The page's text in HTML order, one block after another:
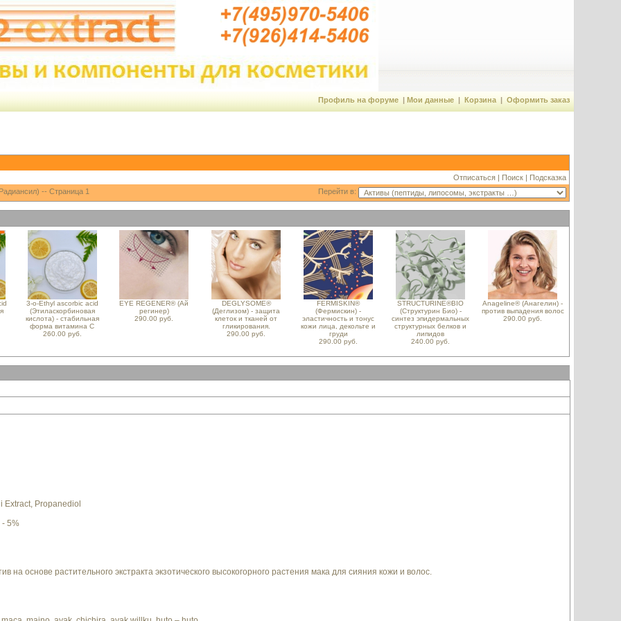
Профиль на форуме| Мои данные| Корзина| Оформить заказ
Отписаться| Поиск| Подсказка
-- Страница 1
Перейти в:
3-o-Ethyl ascorbic acid
(Этиласкорбиновая
кислота) - стабильная
форма витамина С
260.00 руб.
EYE REGENER® (Ай
регинер)
290.00 руб.
DEGLYSOME®
(Деглизом) - защита
клеток и тканей от
гликирования.
290.00 руб.
FERMISKIN®
(Фермискин) -
эластичность и тонус
кожи лица, декольте и
груди
290.00 руб.
STRUCTURINE®BIO
(Структурин Био) -
синтез эпидермальных
структурных белков и
липидов
240.00 руб.
Anageline® (Анагелин) -
против выпадения волос
290.00 руб.
Propanediol
5%
на основе растительного экстракта экзотического высокогорного растения мака для сияния кожи и волос.